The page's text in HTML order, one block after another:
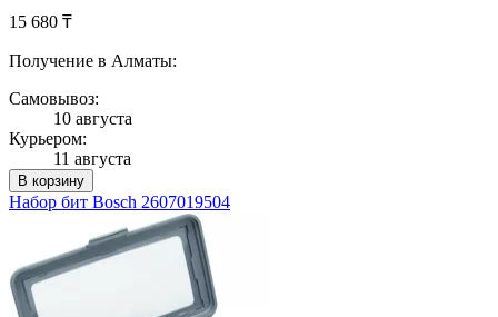
15 680 ₸
Получение в Алматы:
Самовывоз:
10 августа
Курьером:
11 августа
В корзину
Набор бит Bosch 2607019504